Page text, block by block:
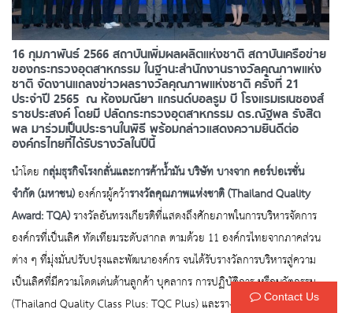
16 กุมภาพันธ์ 2566 สถาบันเพิ่มผลผลิตแห่งชาติ สถาบันเครือข่าย
ของกระทรวงอุตสาหกรรม ในฐานะสำนักงานรางวัลคุณภาพแห่ง
ชาติ จัดงานแถลงข่าวผลรางวัลคุณภาพแห่งชาติ ครั้งที่ 21
ประจำปี 2565 ณ ห้องมณียา แกรนด์บอลรูม บี โรงแรมเรเนซองส์
ราชประสงค์ โดยมี ปลัดกระทรวงอุตสาหกรรม ดร.ณัฐพล รังสิต
พล มาร่วมเป็นประธานในพิธี พร้อมกล่าวแสดงความยินดีต่อ
องค์กรไทยที่ได้รับรางวัลในปีนี้
นำโดย กลุ่มธุรกิจโรงกลั่นและการค้าน้ำมัน บริษัท บางจาก คอร์ปอเรชั่น
จำกัด (มหาชน)องค์กรผู้คว้ารางวัลคุณภาพแห่งชาติ (Thailand Quality
Award: TQA)รางวัลอันทรงเกียรติที่แสดงถึงศักยภาพในการบริหารจัดการ
องค์กรที่เป็นเลิศ ทัดเทียมระดับสากล ตามด้วย 11 องค์กรไทยจากภาคส่วน
ต่าง ๆ ที่มุ่งมั่นปรับปรุงและพัฒนาองค์กร จนได้รับรางวัลการบริหารสู่ความ
เป็นเลิศที่มีความโดดเด่นด้านลูกค้า บุคลากร การปฏิบัติการ หรือนวัตกรรม
(Thailand Quality Class Plus: TQC Plus) และรางวัลการบริหารสู่ความ
Contact Us